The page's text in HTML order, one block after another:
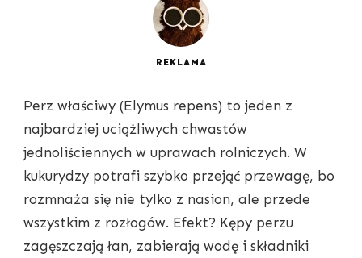
REKLAMA
Perz właściwy (Elymus repens) to jeden z
najbardziej uciążliwych chwastów
jednoliściennych w uprawach rolniczych. W
kukurydzy potrafi szybko przejąć przewagę, bo
rozmnaża się nie tylko z nasion, ale przede
wszystkim z rozłogów. Efekt? Kępy perzu
zagęszczają łan, zabierają wodę i składniki